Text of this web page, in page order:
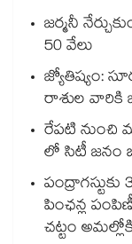
జర్మనీ
50 వేలు
జ్యోతిష్యం:
రాశుల
రేపటి నుంచి
లో సిటీ జనం
పంద్రాగస్టుకు
పింఛన్ల
చట్టం అమల్లోకి